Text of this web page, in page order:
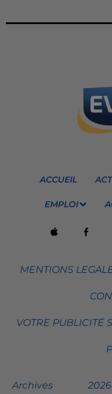
ACCUEIL
EMPLOI
MENTIONS
VOTRE PUBLICITÉ
Archives 2026